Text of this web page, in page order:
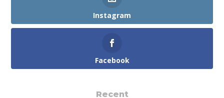
Instagram
Facebook
Recent